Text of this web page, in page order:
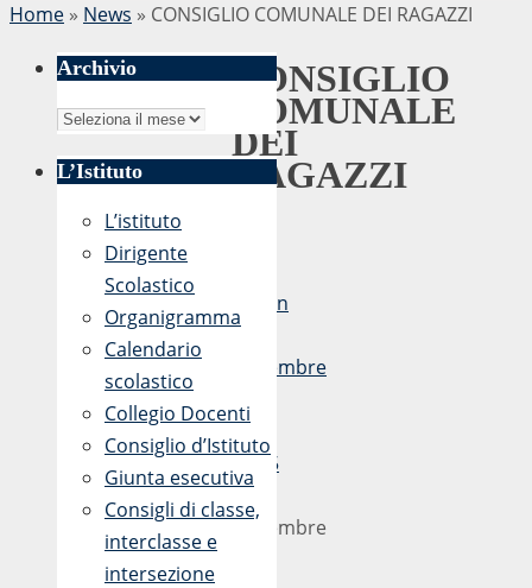
Home » News » CONSIGLIO COMUNALE DEI RAGAZZI
CONSIGLIO
COMUNALE
DEI
RAGAZZI
admin
22
Novembre
-
12:15
22
Novembre
Archivio
Archivio
L’Istituto
L’istituto
Dirigente
Scolastico
Organigramma
Calendario
scolastico
Collegio Docenti
Consiglio d’Istituto
Giunta esecutiva
Consigli di classe,
interclasse e
intersezione